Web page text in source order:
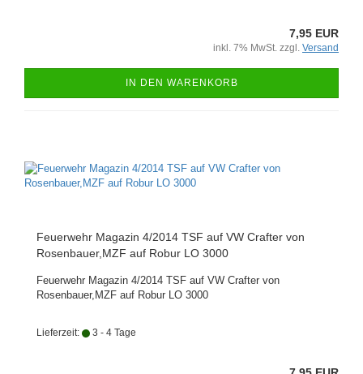
7,95 EUR
inkl. 7% MwSt. zzgl. Versand
IN DEN WARENKORB
Feuerwehr Magazin 4/2014 TSF auf VW Crafter von
Rosenbauer,MZF auf Robur LO 3000
Feuerwehr Magazin 4/2014 TSF auf VW Crafter von
Rosenbauer,MZF auf Robur LO 3000
Lieferzeit: 3 - 4 Tage